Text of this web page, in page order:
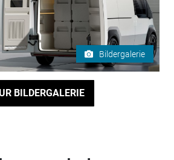
Bildergalerie
BILDERGALERIE